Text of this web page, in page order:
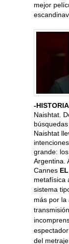
mejor
-
Naishtat.
Naishtat
grande:
Argentina.
Cannes
metafísica
sistema
más por la
del